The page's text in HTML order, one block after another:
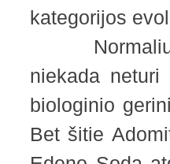
kategorijos
niekada
biologinio
Bet šitie